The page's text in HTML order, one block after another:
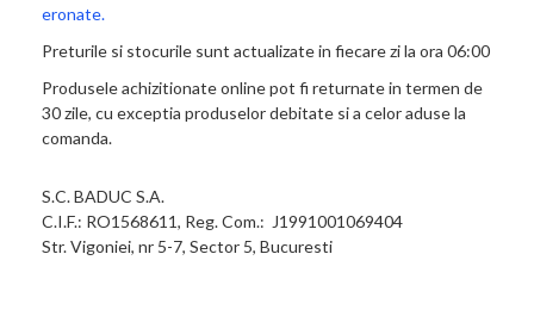
eronate.
Preturile si stocurile sunt actualizate in fiecare zi la ora 06:00
Produsele achizitionate online pot fi returnate in termen de
30 zile, cu exceptia produselor debitate si a celor aduse la
comanda.
S.C. BADUC S.A.
C.I.F.: RO1568611, Reg. Com.: J1991001069404
Str. Vigoniei, nr 5-7, Sector 5, Bucuresti